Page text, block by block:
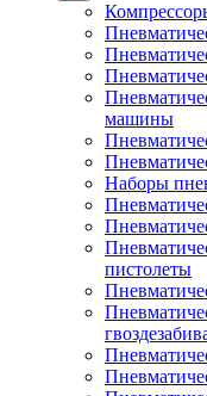
машины
Наборы
пистолеты